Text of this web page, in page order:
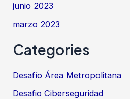
junio 2023
marzo 2023
Categories
Desafío Área Metropolitana
Desafio Ciberseguridad